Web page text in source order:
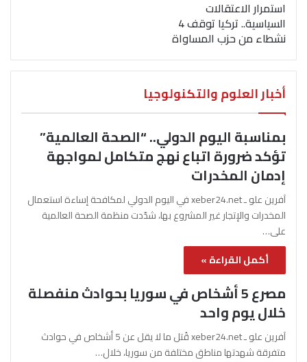
استمرار الاعتقالات
السياسية.. تركيا توقف 4
نشطاء من حزب المساواة
أخبار العلوم والتكنولوجيا
بمناسبة اليوم الدولي.. “الصحة العالمية”
تؤكد ضرورة اتباع نهج متكامل لمواجهة
إدمان المخدرات
آفرين علو ـ xeber24.net في اليوم الدولي لمكافحة إساءة استعمال
المخدرات والإتجار غير المشروع بها، شدّدت منظمة الصحة العالمية
على…
أكمل القراءة »
مصرع 5 أشخاص في سوريا بحوادث منفصلة
خلال يوم واحد
آفرين علو ـ xeber24.net قُتل ما لا يقل عن 5 أشخاص في حوادث
متفرقة شهدتها مناطق مختلفة من سوريا، خلال…